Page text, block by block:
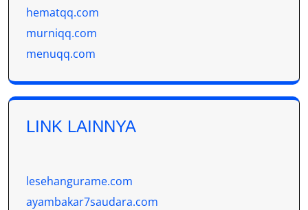
hematqq.com
murniqq.com
menuqq.com
LINK LAINNYA
lesehangurame.com
ayambakar7saudara.com